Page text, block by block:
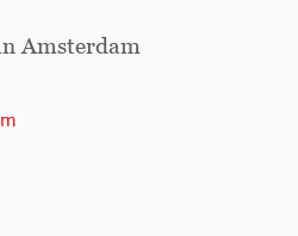
Amsterdam